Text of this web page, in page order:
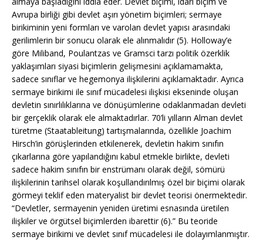
Avrupa birliği gibi devlet aşırı yönetim biçimleri; sermaye
birikiminin yeni formları ve varolan devlet yapısı arasındaki
gerilimlerin bir sonucu olarak ele alınmalıdır (5). Holloway’e
göre Miliband, Poulantzas ve Gramsci tarzı politik özerklik
yaklaşımları siyasi biçimlerin gelişmesini açıklamamakta,
sadece sınıflar ve hegemonya ilişkilerini açıklamaktadır. Ayrıca
sermaye birikimi ile sınıf mücadelesi ilişkisi ekseninde oluşan
devletin sınırlılıklarına ve dönüşümlerine odaklanmadan devleti
bir gerçeklik olarak ele almaktadırlar. 70’li yılların Alman devlet
türetme (Staatableitung) tartışmalarında, özellikle Joachim
Hirsch’in görüşlerinden etkilenerek, devletin hakim sınıfın
çıkarlarına göre yapılandığını kabul etmekle birlikte, devleti
sadece hakim sınıfın bir enstrümanı olarak değil, sömürü
ilişkilerinin tarihsel olarak koşullandırılmış özel bir biçimi olarak
görmeyi teklif eden materyalist bir devlet teorisi önermektedir.
“Devletler, sermayenin yeniden üretimi esnasında üretilen
ilişkiler ve örgütsel biçimlerden ibarettir (6).” Bu teoride
sermaye birikimi ve devlet sınıf mücadelesi ile dolayımlanmıştır.